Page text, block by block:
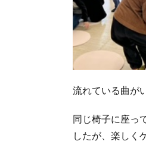
流れている曲が
同じ椅子に座っ
したが、楽しく